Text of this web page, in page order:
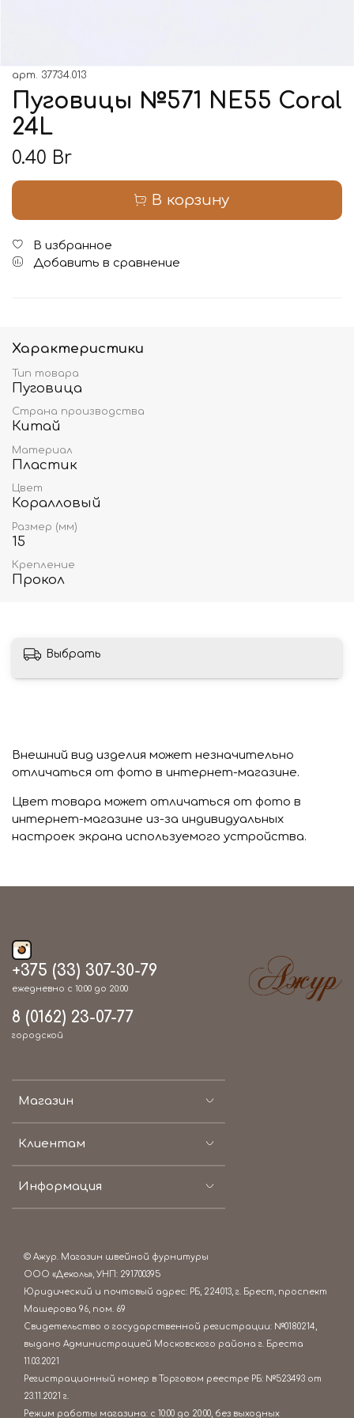
арт. 37734.013
Пуговицы №571 NE55 Coral
24L
0.40 Br
В корзину
В избранное
Добавить в сравнение
Характеристики
Тип товара
Пуговица
Страна производства
Китай
Материал
Пластик
Цвет
Коралловый
Размер (мм)
15
Крепление
Прокол
Выбрать
Внешний вид изделия может незначительно
отличаться от фото в интернет-магазине.
Цвет товара может отличаться от фото в
интернет-магазине из-за индивидуальных
настроек экрана используемого устройства.
Магазин
Клиентам
Информация
+375 (33) 307-30-79
ежедневно с 10:00 до 20:00
8 (0162) 23-07-77
городской
© Ажур. Магазин швейной фурнитуры
ООО «Деколь», УНП: 291700395
Юридический и почтовый адрес: РБ, 224013, г. Брест, проспект
Машерова 96, пом. 69
Свидетельство о государственной регистрации: №0180214,
выдано Администрацией Московского района г. Бреста
11.03.2021
Регистрационный номер в Торговом реестре РБ: №523493 от
23.11.2021 г.
Режим работы магазина: c 10:00 до 20:00, без выходных